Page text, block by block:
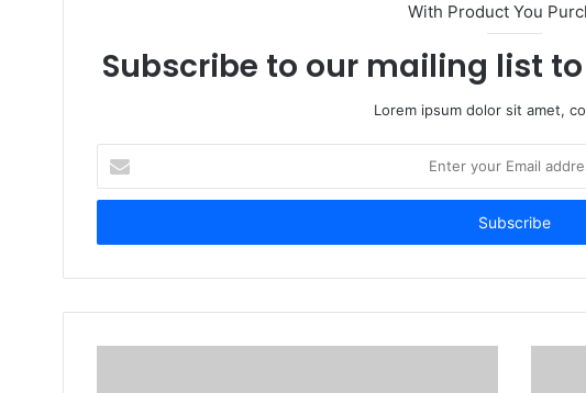
With Product You
Subscribe to our mailing list
Lorem ipsum dolor sit amet,
your
Email